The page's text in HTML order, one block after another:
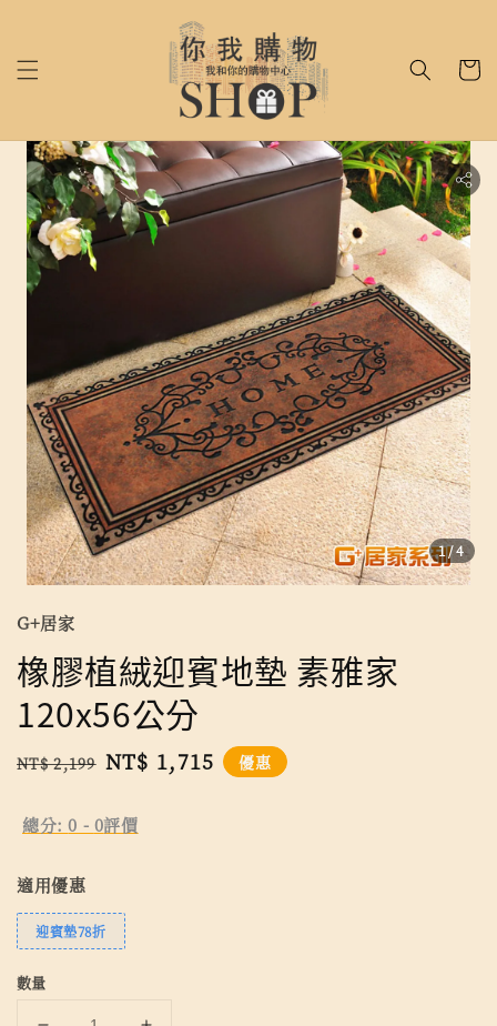
1/4
G+居家
橡膠植絨迎賓地墊 素雅家
120x56公分
Regular
NT$ 2,199 Sale
NT$ 1,715 優惠
總分:0 - 0評價
適用優惠
迎賓墊78折
數量